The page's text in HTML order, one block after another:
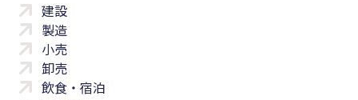
建設
製造
小売
卸売
飲食・宿泊